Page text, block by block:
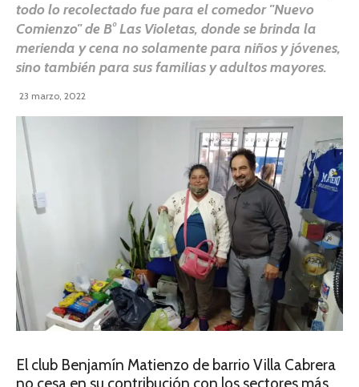
todo lo recolectado fue para el comedor "Nuevo
Comienzo" de B° Las Violetas, donde se brinda la
merienda y cena no solamente para niños y jóvenes,
sino también para sus familias y adultos mayores.
23 marzo, 2022
El club Benjamín Matienzo de barrio Villa Cabrera
no cesa en su contribución con los sectores más